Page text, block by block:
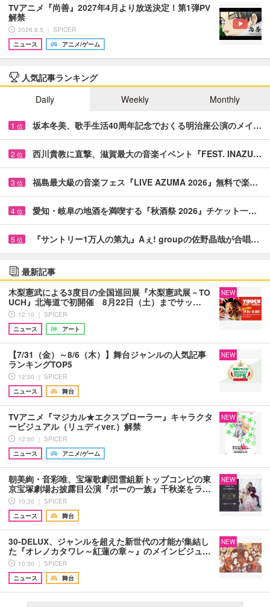
TVアニメ『尚善』2027年4月より放送決定！第1弾PV
解禁
2026.8.5 ｜ SPICER
ニュース
アニメ/ゲーム
人気記事ランキング
Daily
Weekly Monthly
1 位 坂本冬美、歌手生活40周年記念でおくる明治座公演のメイ…
2 位 西川貴教に直撃、滋賀最大の音楽イベント『FEST. INAZU…
3 位 福島最大級の音楽フェス『LIVE AZUMA 2026』無料で楽…
4 位 愛知・岐阜の地酒を満喫する『秋酒祭 2026』チケット一…
5 位 『サントリー1万人の第九』Aぇ! groupの佐野晶哉が合唱…
最新記事
木梨憲武による3度目の全国巡回展『木梨憲武展－TO
UCH』北海道で初開催 8月22日（土）までサッ…
12:10 ｜ SPICER
ニュース
アート
NEW
【7/31（金）～8/6（木）】舞台ジャンルの人気記事
ランキングTOP5
12:00 ｜ SPICER
ニュース
舞台
NEW
TVアニメ『マジカル★エクスプローラー』キャラクタ
ービジュアル（リュディver.）解禁
12:00 ｜ SPICER
ニュース
アニメ/ゲーム
NEW
朝美絢・音彩唯、宝塚歌劇団雪組新トップコンビの東
京宝塚劇場お披露目公演『ポーの一族』千秋楽をラ…
10:30 ｜ SPICER
ニュース
舞台
NEW
30-DELUX、ジャンルを超えた新世代の才能が集結し
た『オレノカタワレ～紅蓮の章～』のメインビジュ…
10:00 ｜ SPICER
ニュース
舞台
NEW